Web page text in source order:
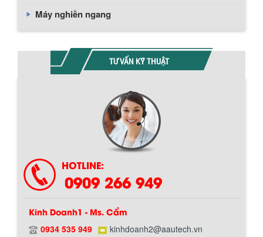
Máy nghiền ngang
TƯ VẤN KỸ THUẬT
HOTLINE:
0909 266 949
Kinh Doanh1 - Ms. Cẩm
0934 535 949 kinhdoanh2@aautech.vn